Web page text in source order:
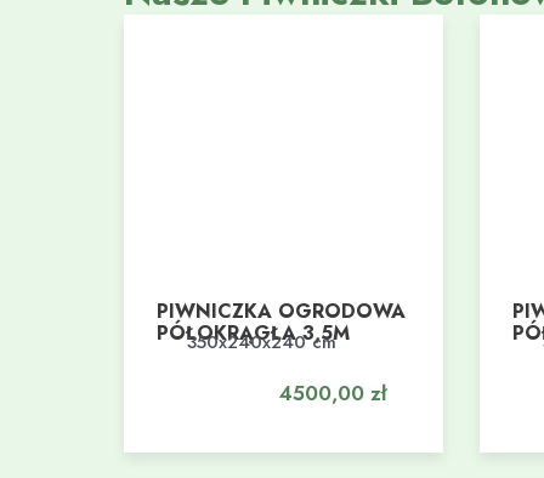
PIWNICZKA OGRODOWA
PÓŁOKRĄGŁA 3,5M
350x240x240 cm
4500,00 zł
Dodaj do koszyka